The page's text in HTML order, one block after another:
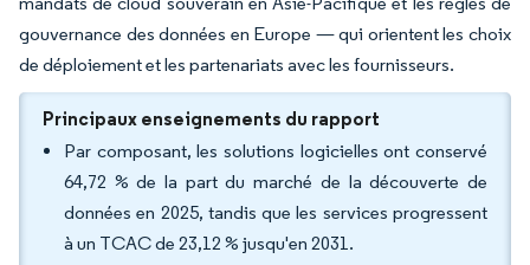
gouvernance des données en Europe — qui orientent les choix
de déploiement et les partenariats avec les fournisseurs.
Principaux enseignements du rapport
Par composant, les solutions logicielles ont conservé
64,72 % de la part du marché de la découverte de
données en 2025, tandis que les services progressent
à un TCAC de 23,12 % jusqu'en 2031.